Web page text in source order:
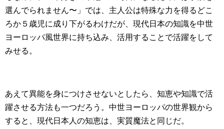
選んでられません〜」では、主人公は特殊な力を得るどこ
ろか５歳児に成り下がるわけだが、現代日本の知識を中世
ヨーロッパ風世界に持ち込み、活用することで活躍をして
みせる。
あえて異能を身につけさせないとしたら、知恵や知識で活
躍させる方法も一つだろう。中世ヨーロッパの世界観から
すると、現代日本人の知恵は、実質魔法と同じだ。